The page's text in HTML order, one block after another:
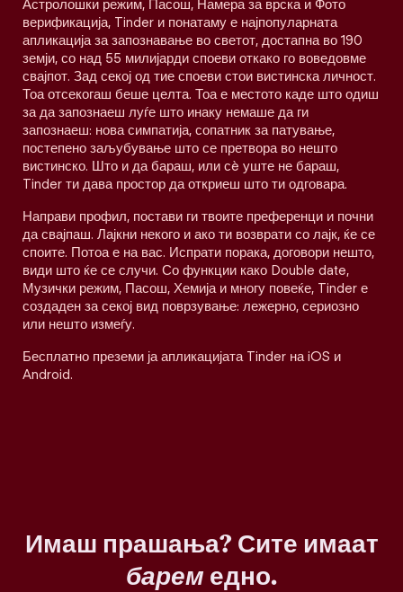
Астролошки режим, Пасош, Намера за врска и Фото
верификација, Tinder и понатаму е најпопуларната
апликација за запознавање во светот, достапна во 190
земји, со над 55 милијарди споеви откако го воведовме
свајпот. Зад секој од тие споеви стои вистинска личност.
Тоа отсекогаш беше целта. Тоа е местото каде што одиш
за да запознаеш луѓе што инаку немаше да ги
запознаеш: нова симпатија, сопатник за патување,
постепено заљубување што се претвора во нешто
вистинско. Што и да бараш, или сè уште не бараш,
Tinder ти дава простор да откриеш што ти одговара.
Направи профил, постави ги твоите преференци и почни
да свајпаш. Лајкни некого и ако ти возврати со лајк, ќе се
споите. Потоа е на вас. Испрати порака, договори нешто,
види што ќе се случи. Со функции како Double date,
Музички режим, Пасош, Хемија и многу повеќе, Tinder е
создаден за секој вид поврзување: лежерно, сериозно
или нешто измеѓу.
Бесплатно преземи ја апликацијата Tinder на iOS и
Android.
Имаш прашања? Сите имаат
барем едно.